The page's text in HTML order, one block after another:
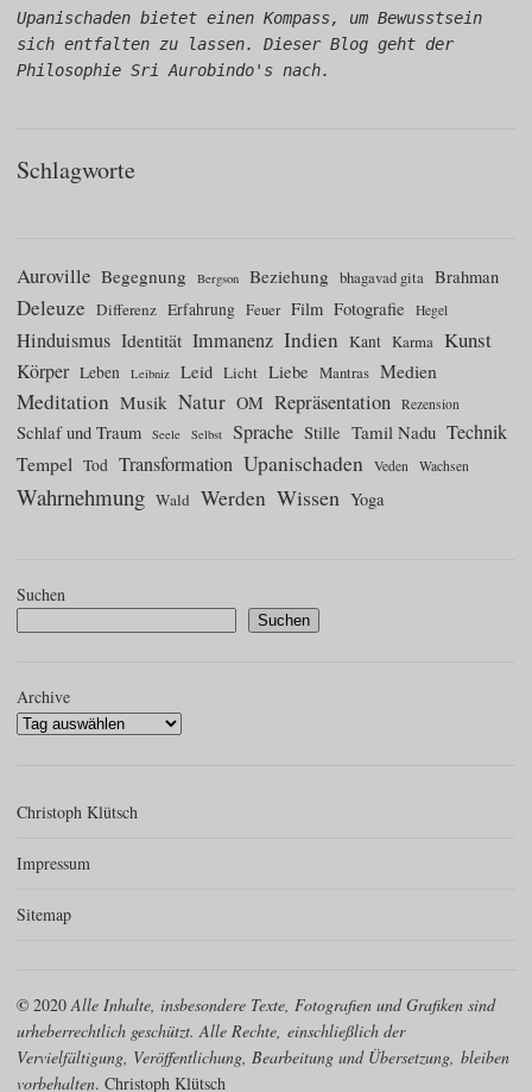
Upanischaden bietet einen Kompass, um Bewusstsein
sich entfalten zu lassen. Dieser Blog geht der
Philosophie Sri Aurobindo's nach.
Schlagworte
Auroville Begegnung Bergson Beziehung bhagavad gita Brahman
Deleuze Differenz Erfahrung Feuer Film Fotografie Hegel
Hinduismus Identität Immanenz Indien Kant Karma Kunst
Körper Leben Leibniz Leid Licht Liebe Mantras Medien
Meditation Musik Natur OM Repräsentation Rezension
Schlaf und Traum Seele Selbst Sprache Stille Tamil Nadu Technik
Tempel Tod Transformation Upanischaden Veden Wachsen
Wahrnehmung Wald Werden Wissen Yoga
Suchen
Suchen
Archive
Christoph Klütsch
Impressum
Sitemap
© 2020Alle Inhalte, insbesondere Texte, Fotografien und Grafiken sind
urheberrechtlich geschützt. Alle Rechte, einschließlich der
Vervielfältigung, Veröffentlichung, Bearbeitung und Übersetzung, bleiben
vorbehalten. Christoph Klütsch